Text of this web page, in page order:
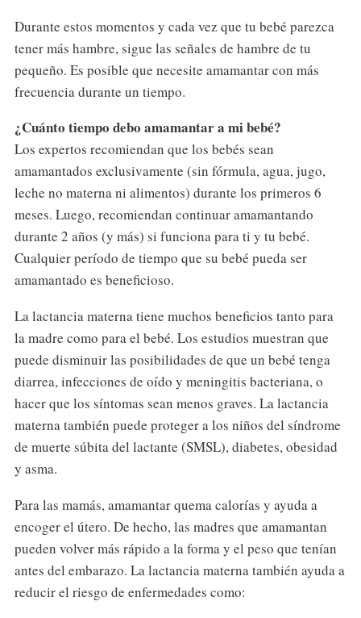
Durante estos momentos y cada vez que tu bebé parezca
tener más hambre, sigue las señales de hambre de tu
pequeño. Es posible que necesite amamantar con más
frecuencia durante un tiempo.
¿Cuánto tiempo debo amamantar a mi bebé?
Los expertos recomiendan que los bebés sean
amamantados exclusivamente (sin fórmula, agua, jugo,
leche no materna ni alimentos) durante los primeros 6
meses. Luego, recomiendan continuar amamantando
durante 2 años (y más) si funciona para ti y tu bebé.
Cualquier período de tiempo que su bebé pueda ser
amamantado es beneficioso.
La lactancia materna tiene muchos beneficios tanto para
la madre como para el bebé. Los estudios muestran que
puede disminuir las posibilidades de que un bebé tenga
diarrea, infecciones de oído y meningitis bacteriana, o
hacer que los síntomas sean menos graves. La lactancia
materna también puede proteger a los niños del síndrome
de muerte súbita del lactante (SMSL), diabetes, obesidad
y asma.
Para las mamás, amamantar quema calorías y ayuda a
encoger el útero. De hecho, las madres que amamantan
pueden volver más rápido a la forma y el peso que tenían
antes del embarazo. La lactancia materna también ayuda a
reducir el riesgo de enfermedades como: